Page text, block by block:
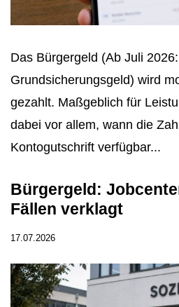
Das Bürgergeld (Ab Juli 2026:
Grundsicherungsgeld) wird
gezahlt. Maßgeblich für
dabei vor allem, wann die
Kontogutschrift verfügbar...
Bürgergeld:
Fällen verklagt
17.07.2026